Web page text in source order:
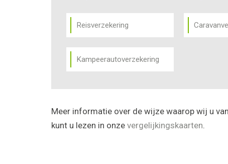
Reisverzekering
Kampeerautoverzekering
Meer informatie over de wijze waarop wij u
kunt u lezen in onze vergelijkingskaarten.